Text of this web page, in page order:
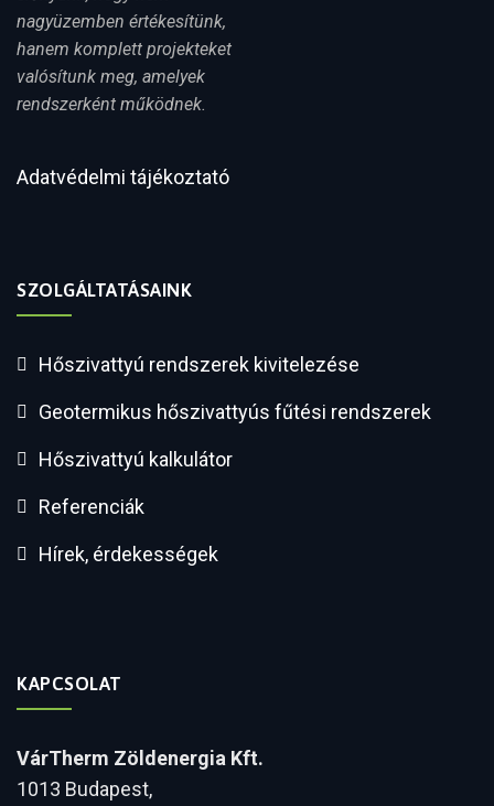
nagyüzemben értékesítünk,
hanem komplett projekteket
valósítunk meg, amelyek
rendszerként működnek.
Adatvédelmi tájékoztató
SZOLGÁLTATÁSAINK
Hőszivattyú rendszerek kivitelezése
Geotermikus hőszivattyús fűtési rendszerek
Hőszivattyú kalkulátor
Referenciák
Hírek, érdekességek
KAPCSOLAT
VárTherm Zöldenergia Kft.
1013 Budapest,